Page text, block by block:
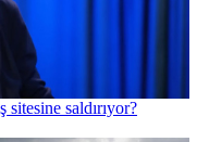
saldırıyor?